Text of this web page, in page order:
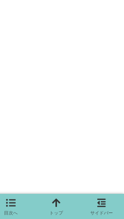
目次へ トップ サイドバー